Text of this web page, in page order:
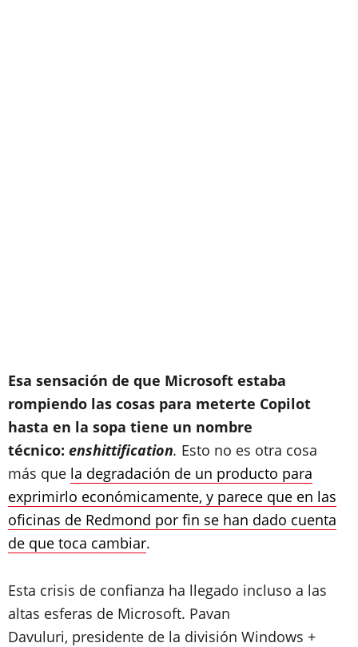
Esa sensación de que Microsoft estaba
rompiendo las cosas para meterte Copilot
hasta en la sopa tiene un nombre
técnico: enshittification. Esto no es otra cosa
más que la degradación de un producto para
exprimirlo económicamente, y parece que en las
oficinas de Redmond por fin se han dado cuenta
de que toca cambiar.
Esta crisis de confianza ha llegado incluso a las
altas esferas de Microsoft. Pavan
Davuluri, presidente de la división Windows +